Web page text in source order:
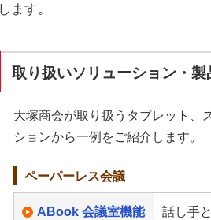
します。
取り扱いソリューション・製
大塚商会が取り扱うタブレット、
ションから一例をご紹介します。
ペーパーレス会議
ABook 会議室機能
話し手